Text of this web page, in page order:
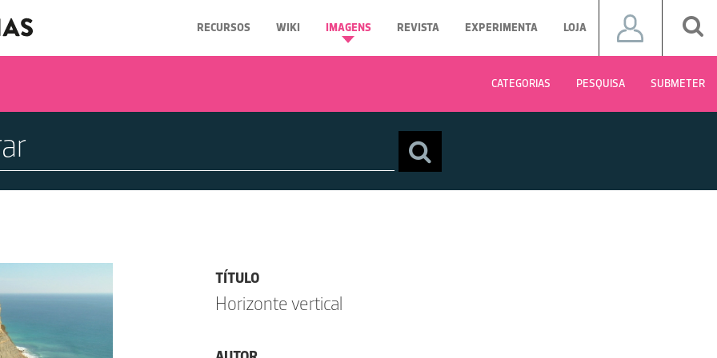
RECURSOS WIKI IMAGENS REVISTA EXPERIMENTA LOJA
CATEGORIAS PESQUISA SUBMETER
TÍTULO
Horizonte vertical